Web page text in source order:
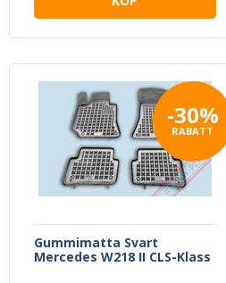
-30%
RABATT
Gummimatta Svart
Mercedes W218 II CLS-Klass